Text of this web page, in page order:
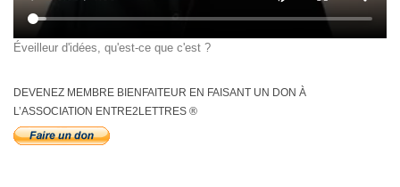
Éveilleur d'idées, qu'est-ce que c'est ?
DEVENEZ MEMBRE BIENFAITEUR EN FAISANT UN DON À
L’ASSOCIATION ENTRE2LETTRES ®